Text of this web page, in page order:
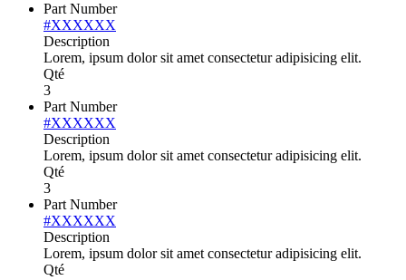
Part Number
#XXXXXX
Description
Lorem, ipsum dolor sit amet consectetur adipisicing elit.
Qté
3
Part Number
#XXXXXX
Description
Lorem, ipsum dolor sit amet consectetur adipisicing elit.
Qté
3
Part Number
#XXXXXX
Description
Lorem, ipsum dolor sit amet consectetur adipisicing elit.
Qté